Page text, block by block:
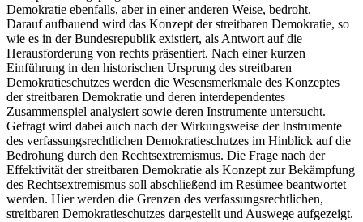
Demokratie ebenfalls, aber in einer anderen Weise, bedroht.
Darauf aufbauend wird das Konzept der streitbaren Demokratie, so
wie es in der Bundesrepublik existiert, als Antwort auf die
Herausforderung von rechts präsentiert. Nach einer kurzen
Einführung in den historischen Ursprung des streitbaren
Demokratieschutzes werden die Wesensmerkmale des Konzeptes
der streitbaren Demokratie und deren interdependentes
Zusammenspiel analysiert sowie deren Instrumente untersucht.
Gefragt wird dabei auch nach der Wirkungsweise der Instrumente
des verfassungsrechtlichen Demokratieschutzes im Hinblick auf die
Bedrohung durch den Rechtsextremismus. Die Frage nach der
Effektivität der streitbaren Demokratie als Konzept zur Bekämpfung
des Rechtsextremismus soll abschließend im Resümee beantwortet
werden. Hier werden die Grenzen des verfassungsrechtlichen,
streitbaren Demokratieschutzes dargestellt und Auswege aufgezeigt.